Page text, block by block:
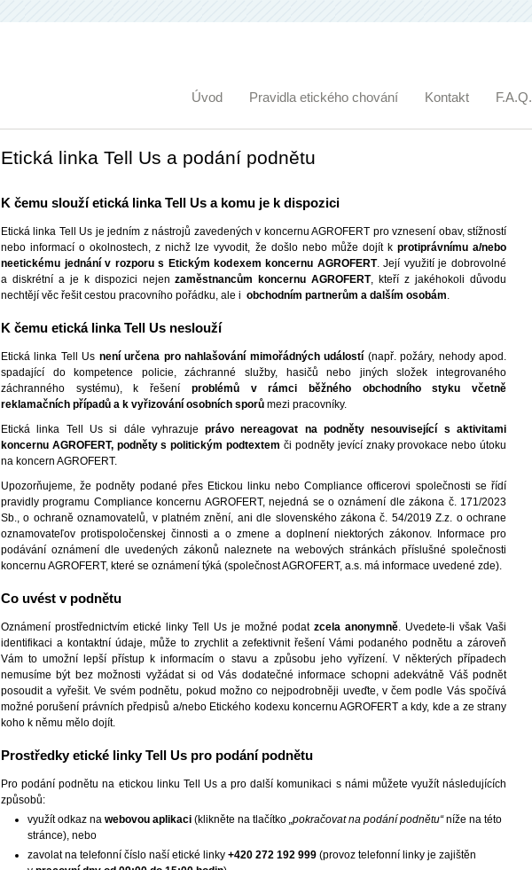
F.A.Q.
Kontakt
Pravidla etického chování
Úvod
Etická linka Tell Us a podání podnětu
K čemu slouží etická linka Tell Us a komu je k dispozici
Etická linka Tell Us je jedním z nástrojů zavedených v koncernu AGROFERT pro vznesení obav, stížností
nebo informací o okolnostech, z nichž lze vyvodit, že došlo nebo může dojít k protiprávnímu a/nebo
neetickému jednání v rozporu s Etickým kodexem koncernu AGROFERT. Její využití je dobrovolné
a diskrétní a je k dispozici nejenzaměstnancům koncernu AGROFERT, kteří z jakéhokoli důvodu
nechtějí věc řešit cestou pracovního pořádku, ale i obchodním partnerům a dalším osobám.
K čemu etická linka Tell Us neslouží
Etická linka Tell Us není určena pro nahlašování mimořádných událostí (např. požáry, nehody apod.
spadající do kompetence policie, záchranné služby, hasičů nebo jiných složek integrovaného
záchranného systému), k řešení problémů v rámci běžného obchodního styku včetně
reklamačních případů a k vyřizování osobních sporů mezi pracovníky.
Etická linka Tell Us si dále vyhrazujeprávo nereagovat na podněty nesouvisející s aktivitami
koncernu AGROFERT, podněty s politickým podtextem či podněty jevící znaky provokace nebo útoku
na koncern AGROFERT.
Upozorňujeme, že podněty podané přes Etickou linku nebo Compliance officerovi společnosti se řídí
pravidly programu Compliance koncernu AGROFERT, nejedná se o oznámení dle zákona č. 171/2023
Sb., o ochraně oznamovatelů, v platném znění, ani dle slovenského zákona č. 54/2019 Z.z. o ochrane
oznamovateľov protispoločenskej činnosti a o zmene a doplnení niektorých zákonov. Informace pro
podávání oznámení dle uvedených zákonů naleznete na webových stránkách příslušné společnosti
koncernu AGROFERT, které se oznámení týká (společnost AGROFERT, a.s. má informace uvedené zde).
Co uvést v podnětu
Oznámení prostřednictvím etické linky Tell Us je možné podat zcela anonymně. Uvedete-li však Vaši
identifikaci a kontaktní údaje, může to zrychlit a zefektivnit řešení Vámi podaného podnětu a zároveň
Vám to umožní lepší přístup k informacím o stavu a způsobu jeho vyřízení. V některých případech
nemusíme být bez možnosti vyžádat si od Vás dodatečné informace schopni adekvátně Váš podnět
posoudit a vyřešit. Ve svém podnětu, pokud možno co nejpodrobněji uveďte, v čem podle Vás spočívá
možné porušení právních předpisů a/nebo Etického kodexu koncernu AGROFERT a kdy, kde a ze strany
koho k němu mělo dojít.
Prostředky etické linky Tell Us pro podání podnětu
Pro podání podnětu na etickou linku Tell Us a pro další komunikaci s námi můžete využít následujících
způsobů:
využít odkaz na webovou aplikaci (klikněte na tlačítko „pokračovat na podání podnětu“níže na této
stránce), nebo
zavolat na telefonní číslo naší etické linky +420 272 192 999 (provoz telefonní linky je zajištěn